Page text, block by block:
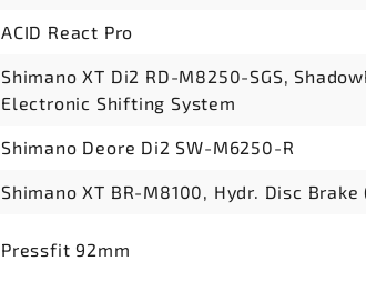
ACID React Pro
Shimano XT Di2 RD-M8250-SGS,
Electronic Shifting System
Shimano Deore Di2 SW-M6250-R
Shimano XT BR-M8100, Hydr. Disc
Pressfit 92mm